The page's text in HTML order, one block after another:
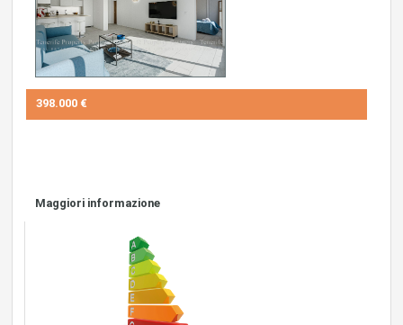
398.000 €
Maggiori informazione